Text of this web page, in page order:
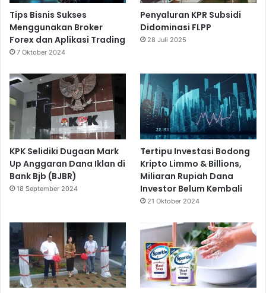
Tips Bisnis Sukses
Menggunakan Broker
Forex dan Aplikasi Trading
7 Oktober 2024
Penyaluran KPR Subsidi
Didominasi FLPP
28 Juli 2025
KPK Selidiki Dugaan Mark
Up Anggaran Dana Iklan di
Bank Bjb (BJBR)
18 September 2024
Tertipu Investasi Bodong
Kripto Limmo & Billions,
Miliaran Rupiah Dana
Investor Belum Kembali
21 Oktober 2024